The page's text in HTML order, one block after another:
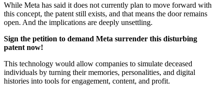
While Meta has said it does not currently plan to move forward with
this concept, the patent still exists, and that means the door remains
open. And the implications are deeply unsettling.
Sign the petition to demand Meta surrender this disturbing
patent now!
This technology would allow companies to simulate deceased
individuals by turning their memories, personalities, and digital
histories into tools for engagement, content, and profit.